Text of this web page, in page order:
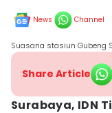
News Channel
Suasana stasiun Gubeng
Share Article
Surabaya, IDN